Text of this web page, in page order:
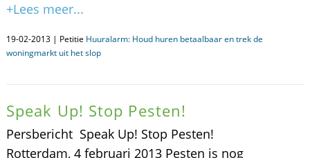
+Lees meer...
19-02-2013 | Petitie Huuralarm: Houd huren betaalbaar en trek de
woningmarkt uit het slop
Speak Up! Stop Pesten!
Persbericht  Speak Up! Stop Pesten!
Rotterdam, 4 februari 2013 Pesten is nog